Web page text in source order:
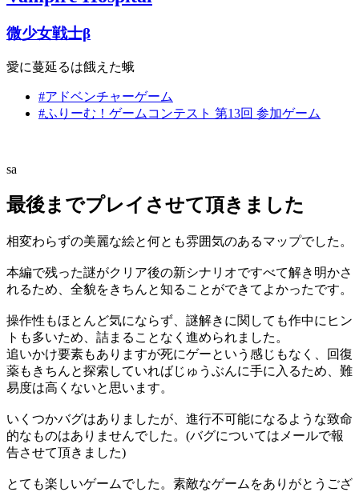
微少女戦士β
愛に蔓延るは餓えた蛾
#アドベンチャーゲーム
#ふりーむ！ゲームコンテスト 第13回 参加ゲーム
sa
最後までプレイさせて頂きました
相変わらずの美麗な絵と何とも雰囲気のあるマップでした。
本編で残った謎がクリア後の新シナリオですべて解き明かさ
れるため、全貌をきちんと知ることができてよかったです。
操作性もほとんど気にならず、謎解きに関しても作中にヒン
トも多いため、詰まることなく進められました。
追いかけ要素もありますが死にゲーという感じもなく、回復
薬もきちんと探索していればじゅうぶんに手に入るため、難
易度は高くないと思います。
いくつかバグはありましたが、進行不可能になるような致命
的なものはありませんでした。(バグについてはメールで報
告させて頂きました)
とても楽しいゲームでした。素敵なゲームをありがとうござ